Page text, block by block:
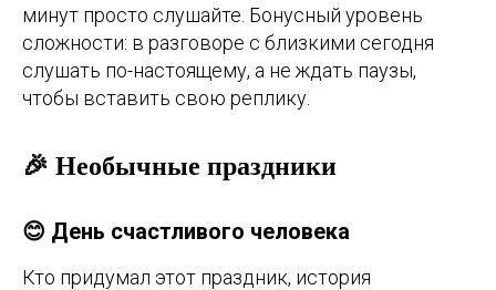
минут просто слушайте. Бонусный уровень
сложности: в разговоре с близкими сегодня
слушать по-настоящему, а не ждать паузы,
чтобы вставить свою реплику.
🎉 Необычные праздники
😊 День счастливого человека
Кто придумал этот праздник, история